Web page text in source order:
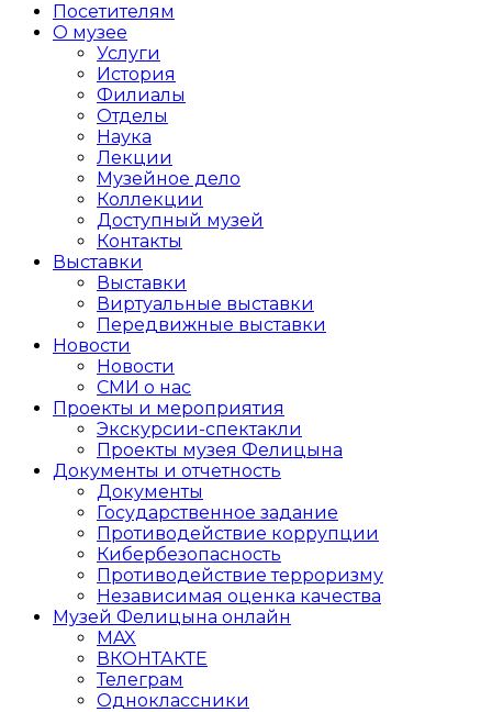
Посетителям
О музее
Услуги
История
Филиалы
Отделы
Наука
Лекции
Музейное дело
Коллекции
Доступный музей
Контакты
Выставки
Выставки
Виртуальные выставки
Передвижные выставки
Новости
Новости
СМИ о нас
Проекты и мероприятия
Экскурсии-спектакли
Проекты музея Фелицына
Документы и отчетность
Документы
Государственное задание
Противодействие коррупции
Кибер­безопасность
Противодействие терроризму
Независимая оценка качества
Музей Фелицына онлайн
MAX
ВКОНТАКТЕ
Телеграм
Одноклассники